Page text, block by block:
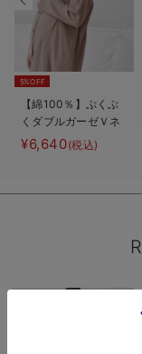
5%OFF
【綿100％】ぷくぷ
くダブルガーゼＶネ
ックワンピ＆産前産
後使えるレギンスパ
¥6,640(税込)
商